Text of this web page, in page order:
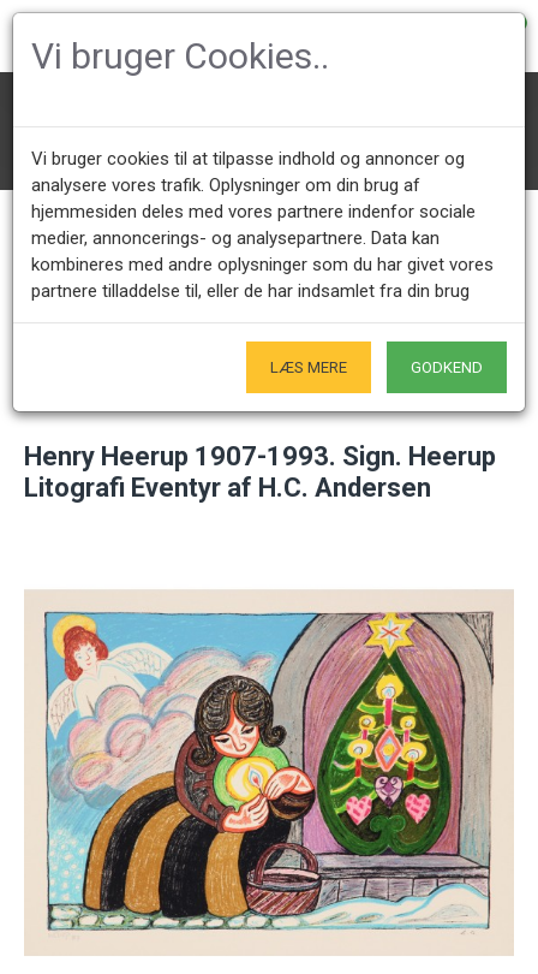
sen
Kundeservice +45 28491875
Mandag - Fredag 9.00 - 17.00
Åbningstider showroom
Kun på forudgående aftale - Hverdage
- Naturligvis
Henry Heerup 1907-1993. Sign. Heerup
Litografi Eventyr af H.C. Andersen
Vi bruger Cookies..
Vi bruger cookies til at tilpasse indhold og annoncer og
analysere vores trafik. Oplysninger om din brug af
hjemmesiden deles med vores partnere indenfor sociale
medier, annoncerings- og analysepartnere. Data kan
kombineres med andre oplysninger som du har givet vores
partnere tilladdelse til, eller de har indsamlet fra din brug
LÆS MERE GODKEND